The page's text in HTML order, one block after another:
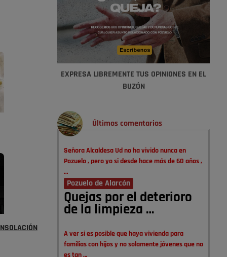
EXPRESA LIBREMENTE TUS OPINIONES EN EL
BUZÓN
Últimos comentarios
Señora Alcaldesa Ud no ha vivido nunca en
Pozuelo , pero yo si desde hace más de 60 años ,
…
Pozuelo de Alarcón
Quejas por el deterioro
de la limpieza …
A ver si es posible que haya vivienda para
familias con hijos y no solamente jóvenes que no
es tan …